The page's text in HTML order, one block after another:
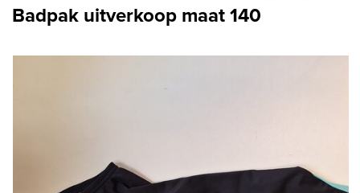
Badpak uitverkoop maat 140